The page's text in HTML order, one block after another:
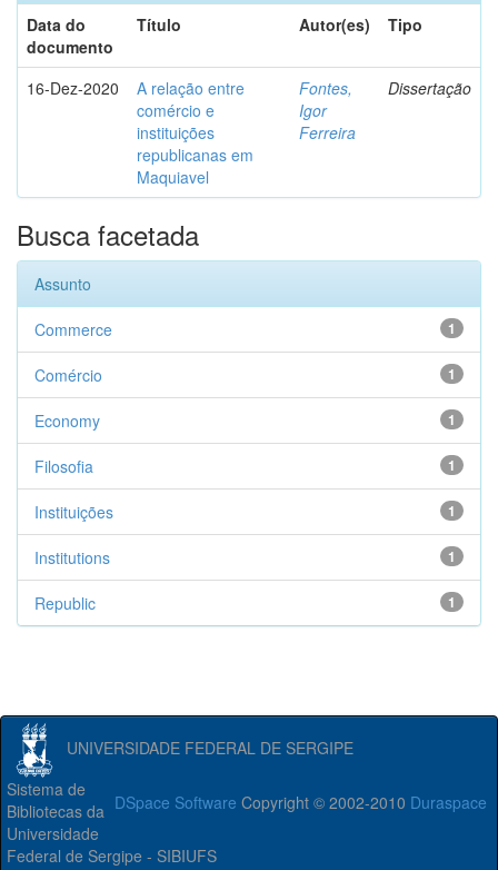
Data do
documento
Título Autor(es) Tipo
16-Dez-2020
A relação entre
comércio e
instituições
republicanas em
Maquiavel
Fontes,
Igor
Ferreira
Dissertação
Busca facetada
Assunto
1
Commerce
1
Comércio
1
Economy
1
Filosofia
1
Instituições
1
Institutions
1
Republic
UNIVERSIDADE FEDERAL DE SERGIPE
DSpace Software Copyright © 2002-2010 Duraspace
Sistema de
Bibliotecas da
Universidade
Federal de Sergipe - SIBIUFS